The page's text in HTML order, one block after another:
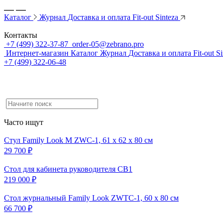
Каталог Журнал Доставка и оплата Fit-out Sinteza
Контакты
+7 (499) 322-37-87 order-05@zebrano.pro
Интернет-магазин Каталог Журнал Доставка и оплата Fit-out
+7 (499) 322-06-48
Часто ищут
Стул Family Look M ZWC-1, 61 x 62 x 80 см
29 700 ₽
Cтол для кабинета руководителя CB1
219 000 ₽
Стол журнальный Family Look ZWTC-1, 60 x 80 см
66 700 ₽